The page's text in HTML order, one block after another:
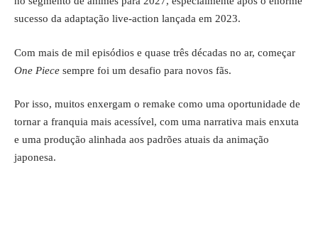
sucesso da adaptação live-action lançada em 2023.
Com mais de mil episódios e quase três décadas no ar, começar
One Piece sempre foi um desafio para novos fãs.
Por isso, muitos enxergam o remake como uma oportunidade de
tornar a franquia mais acessível, com uma narrativa mais enxuta
e uma produção alinhada aos padrões atuais da animação
japonesa.